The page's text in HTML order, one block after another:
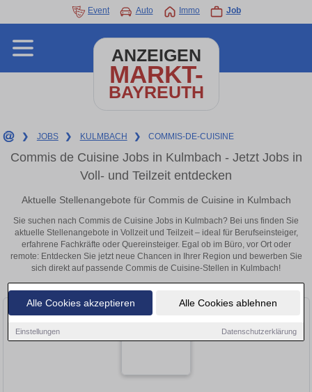
Alle Cookies akzeptieren Alle Cookies ablehnen
Einstellungen Datenschutzerklärung
Event Auto Immo Job
ANZEIGEN
MARKT-
BAYREUTH
❯ JOBS ❯ KULMBACH ❯ COMMIS-DE-CUISINE
Commis de Cuisine Jobs in Kulmbach - Jetzt Jobs in
Voll- und Teilzeit entdecken
Aktuelle Stellenangebote für Commis de Cuisine in Kulmbach
Sie suchen nach Commis de Cuisine Jobs in Kulmbach? Bei uns finden Sie
aktuelle Stellenangebote in Vollzeit und Teilzeit – ideal für Berufseinsteiger,
erfahrene Fachkräfte oder Quereinsteiger. Egal ob im Büro, vor Ort oder
remote: Entdecken Sie jetzt neue Chancen in Ihrer Region und bewerben Sie
sich direkt auf passende Commis de Cuisine-Stellen in Kulmbach!